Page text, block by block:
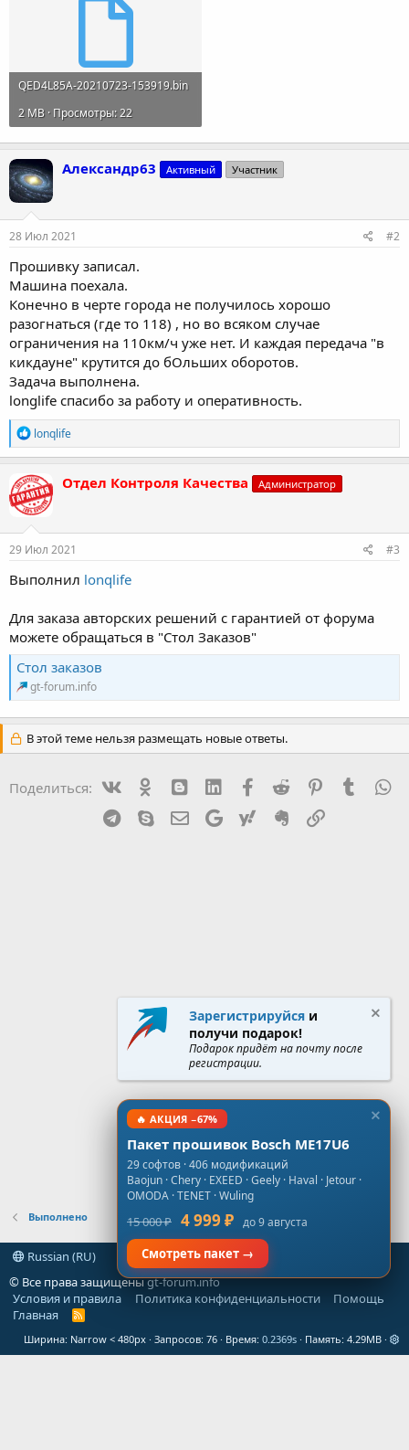
QED4L85A-20210723-153919.bin
2 MB · Просмотры: 22
Александр63 Активный Участник
28 Июл 2021 #2
Прошивку записал.
Машина поехала.
Конечно в черте города не получилось хорошо
разогнаться (где то 118) , но во всяком случае
ограничения на 110км/ч уже нет. И каждая передача "в
кикдауне" крутится до бОльших оборотов.
Задача выполнена.
longlife спасибо за работу и оперативность.
Р
е
а
к
ц
и
и
:
lonqlife
Отдел Контроля Качества Администратор
29 Июл 2021 #3
Выполнил lonqlife
Для заказа авторских решений с гарантией от форума
можете обращаться в "Стол Заказов"
Стол заказов
gt-forum.info
В этой теме нельзя размещать новые ответы.
Поделиться: Ok mes_blogger
Linked InFacebook
Reddit PinterestTumblr
Telegram
Skype Эл. почта
Google Yahoo Evernote
Выполнено
Russian (RU)
© Все права защищеныgt-forum.info
Условия и правила
Политика конфиденциальности
Помощь
Главная
R
S
Ширина Запросов 76 Время 0.2369s Память 4.29MB
Зарегистрируйся и
получи подарок!
Подарок придёт на почту после
регистрации.
🔥 АКЦИЯ −67%
Пакет прошивок Bosch ME17U6
29 софтов · 406 модификаций
Baojun · Chery · EXEED · Geely · Haval · Jetour ·
OMODA · TENET · Wuling
15 000 ₽ 4 999 ₽ до 9 августа
Смотреть пакет →